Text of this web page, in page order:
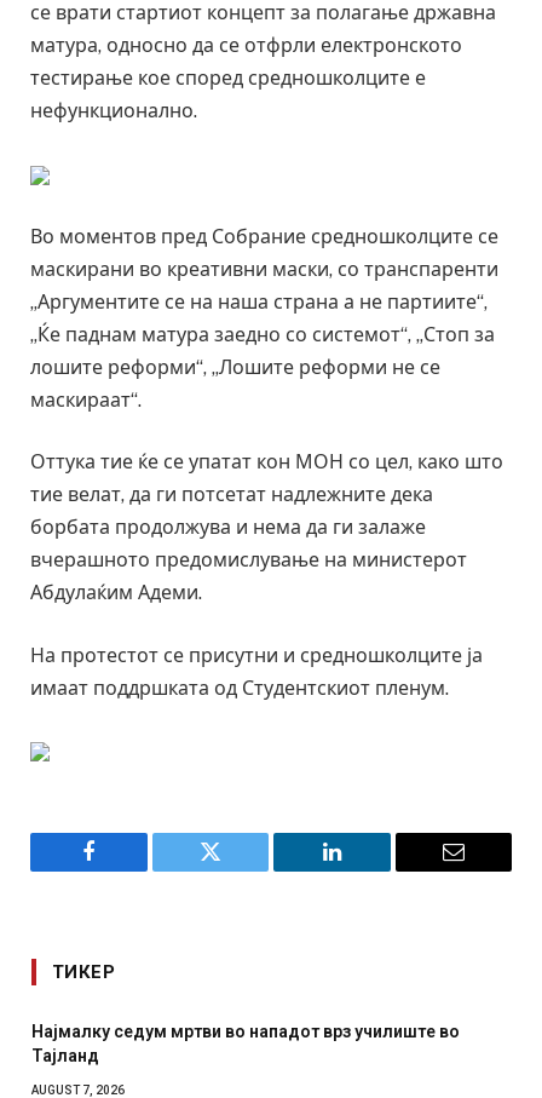
се врати стартиот концепт за полагање државна
матура, односно да се отфрли електронското
тестирање кое според средношколците е
нефункционално.
Во моментов пред Собрание средношколците се
маскирани во креативни маски, со транспаренти
„Аргументите се на наша страна а не партиите“,
„Ќе паднам матура заедно со системот“, „Стоп за
лошите реформи“, „Лошите реформи не се
маскираат“.
Оттука тие ќе се упатат кон МОН со цел, како што
тие велат, да ги потсетат надлежните дека
борбата продолжува и нема да ги залаже
вчерашното предомислување на министерот
Абдулаќим Адеми.
На протестот се присутни и средношколците ја
имаат поддршката од Студентскиот пленум.
Facebook Twitter LinkedIn Email
ТИКЕР
врз училиште во
СОЗИС: Украинците повеќе им